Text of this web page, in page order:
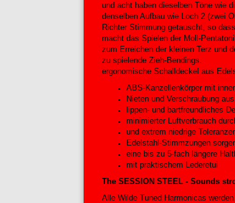
und acht haben dieselben Töne wie
denselben Aufbau wie Loch 2 (zwei
Richter Stimmung getauscht, so
macht das Spielen der Moll-
zum Erreichen der kleinen Terz und
zu spielende Zieh-Bendings.
ergonomische Schalldeckel aus
ABS-Kanzellenkörper mit
Nieten und Verschraubung
lippen- und bartfreundliches
minimierter Luftverbrauch
und extrem niedrige
Edelstahl-Stimmzungen
eine bis zu 5-fach längere
mit praktischem Lederetui
The SESSION STEEL - Sounds
Alle Wilde Tuned Harmonicas